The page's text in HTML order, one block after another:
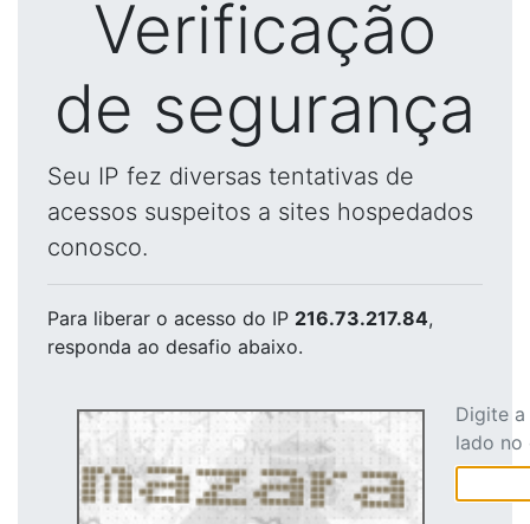
Verificação
de segurança
Seu IP fez diversas tentativas de
acessos suspeitos a sites hospedados
conosco.
Para liberar o acesso do IP 216.73.217.84,
responda ao desafio abaixo.
Digite
lado no